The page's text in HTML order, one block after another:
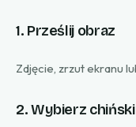
1. Prześlij obraz
Zdjęcie, zrzut ekranu
2. Wybierz chiński